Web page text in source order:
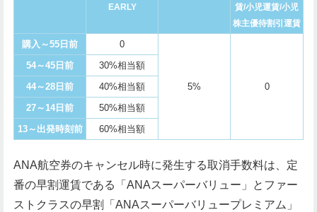
EARLY
賃/小児運賃/小児
株主優待割引運賃
購入～55日前 0
5% 0
54～45日前
30%相当額
44～28日前
40%相当額
27～14日前
50%相当額
13～出発時刻前
60%相当額
ANA航空券のキャンセル時に発生する取消手数料は、定
番の早割運賃である「ANAスーパーバリュー」とファー
ストクラスの早割「ANAスーパーバリュープレミアム」